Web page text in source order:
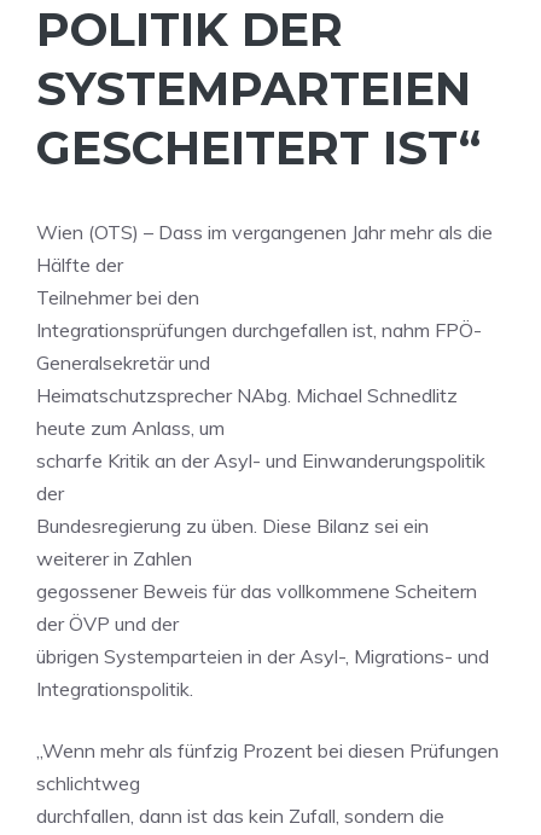
POLITIK DER
SYSTEMPARTEIEN
GESCHEITERT IST“
Wien (OTS) – Dass im vergangenen Jahr mehr als die
Hälfte der
Teilnehmer bei den
Integrationsprüfungen durchgefallen ist, nahm FPÖ-
Generalsekretär und
Heimatschutzsprecher NAbg. Michael Schnedlitz
heute zum Anlass, um
scharfe Kritik an der Asyl- und Einwanderungspolitik
der
Bundesregierung zu üben. Diese Bilanz sei ein
weiterer in Zahlen
gegossener Beweis für das vollkommene Scheitern
der ÖVP und der
übrigen Systemparteien in der Asyl-, Migrations- und
Integrationspolitik.
„Wenn mehr als fünfzig Prozent bei diesen Prüfungen
schlichtweg
durchfallen, dann ist das kein Zufall, sondern die